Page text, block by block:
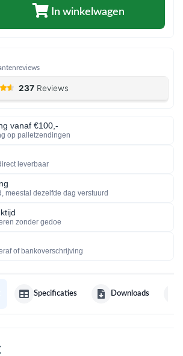
en warmtepompboilers)
In winkelwagen
vanaf €100,-
op palletzendingen
leverbaar
meestal dezelfde dag verstuurd
zonder gedoe
of bankoverschrijving
Specificaties Downloads